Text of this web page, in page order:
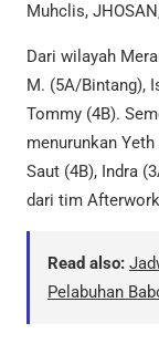
Muhclis,
Dari wilayah
M. (5A/Bintang),
Tommy (4B).
menurunkan
Saut (4B), Indra
dari tim
Read also:
Pelabuhan